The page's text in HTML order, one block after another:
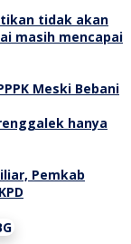
Meski Bebani
Pemkab